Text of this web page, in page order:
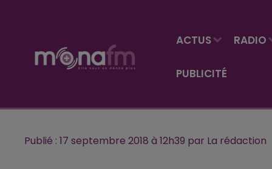
ACTUS RADIO
PUBLICITÉ
Publié : 17 septembre 2018 à 12h39 par La rédaction